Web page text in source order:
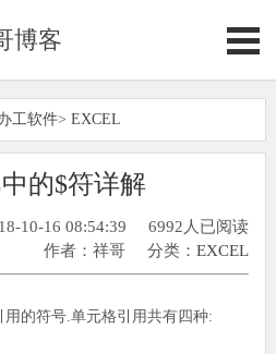
博客
工软件> EXCEL
的$符详解
6992人已阅读
10-16 08:54:39
分类：EXCEL
作者：祥哥
的符号.单元格引用共有四种: